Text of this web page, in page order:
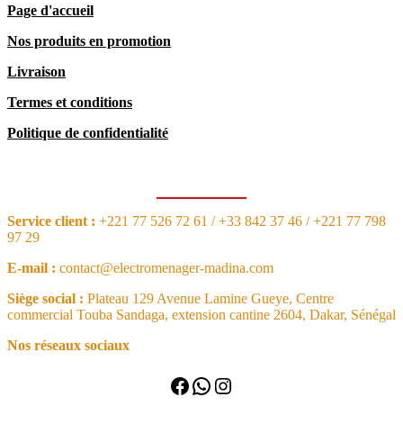
Page d'accueil
Nos produits en promotion
Livraison
Termes et conditions
Politique de confidentialité
Service client : +221 77 526 72 61 / +33 842 37 46 / +221 77 798
97 29
E-mail : contact@electromenager-madina.com
Siège social : Plateau 129 Avenue Lamine Gueye, Centre
commercial Touba Sandaga, extension cantine 2604, Dakar, Sénégal
Nos réseaux sociaux
Facebook
WhatsApp
Instagram